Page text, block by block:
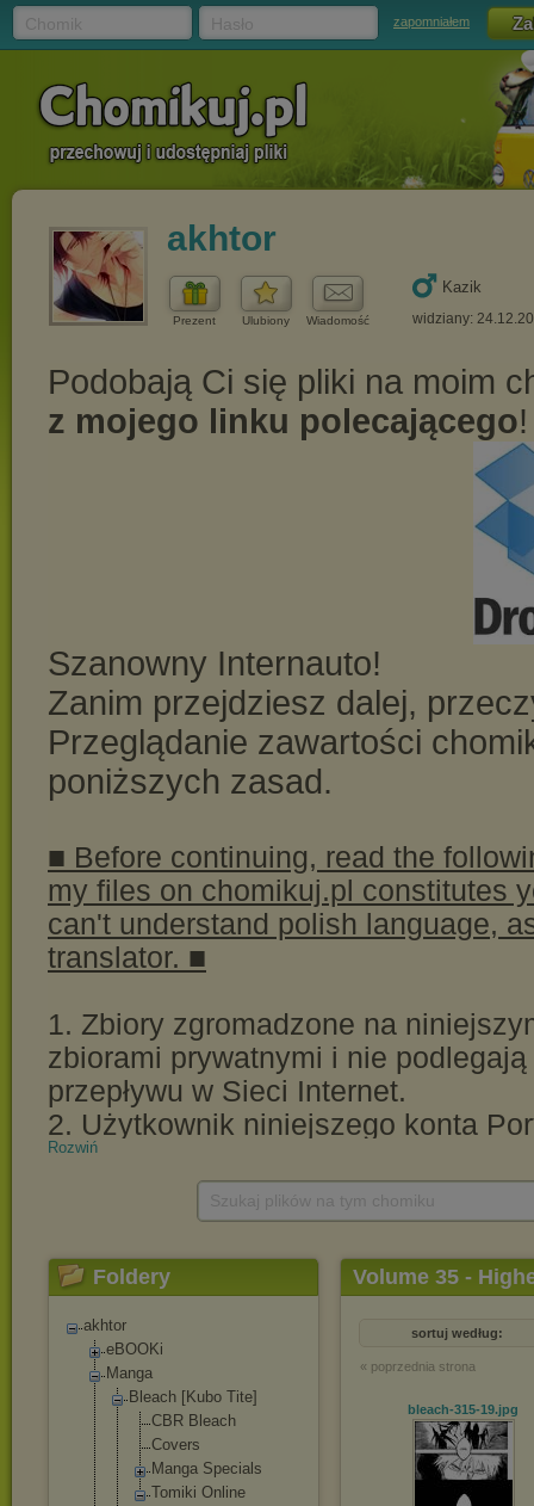
zapomniałem
akhtor
Prezent Ulubiony Wiadomość
Kazik
widziany:
Rozwiń
Foldery
akhtor
eBOOKi
Manga
Bleach [Kubo Tite]
CBR Bleach
Covers
Manga Specials
Tomiki Online
Volume 35 -
sortuj według:
« poprzednia strona
bleach-315-19.jpg